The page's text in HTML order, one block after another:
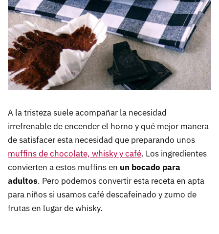
A la tristeza suele acompañar la necesidad
irrefrenable de encender el horno y qué mejor manera
de satisfacer esta necesidad que preparando unos
muffins de chocolate, whisky y café. Los ingredientes
convierten a estos muffins en un bocado para
adultos. Pero podemos convertir esta receta en apta
para niños si usamos café descafeinado y zumo de
frutas en lugar de whisky.